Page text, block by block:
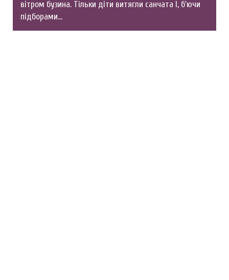
вітром бузина. Тільки діти витягли санчата І, б'ючи
підборами…